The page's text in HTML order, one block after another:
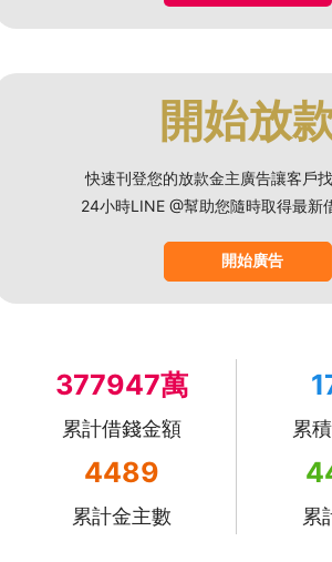
開始放
快速刊登您的放款金主廣告讓客戶
24小時LINE @幫助您隨時取得最新
開始廣告
377947萬
累計借錢金額 累
4489
累計金主數 累